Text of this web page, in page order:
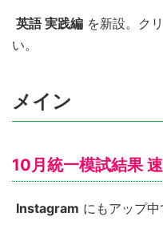
英語 実践編 を新設。ク
い。
メイン
10月統一模試結果 速
Instagram にもアップ中